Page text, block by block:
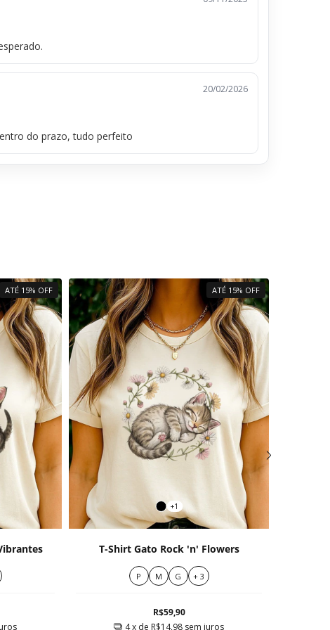
20/02/2026
do prazo, tudo perfeito
ATÉ 15% OFF ATÉ 15% OFF
+1
T-Shirt Gato Rock 'n' Flowers
P M G + 3
R$59,90
4x de R$14,98 sem juros